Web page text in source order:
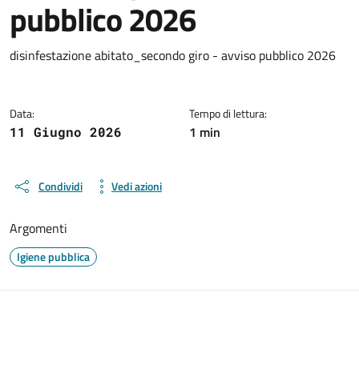
pubblico 2026
Dettagli del documento
disinfestazione abitato_secondo giro - avviso pubblico 2026
Data:
11 Giugno 2026
Tempo di lettura:
1 min
Condividi Vedi azioni
Argomenti
Igiene pubblica